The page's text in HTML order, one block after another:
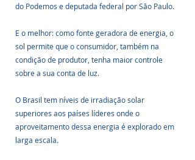
do Podemos e deputada federal por São Paulo.
E o melhor: como fonte geradora de energia, o
sol permite que o consumidor, também na
condição de produtor, tenha maior controle
sobre a sua conta de luz.
O Brasil tem níveis de irradiação solar
superiores aos países líderes onde o
aproveitamento dessa energia é explorado em
larga escala.